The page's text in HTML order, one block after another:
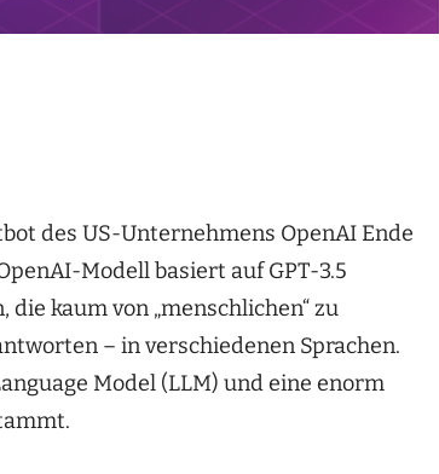
des US-Unternehmens OpenAI Ende
Modell basiert auf GPT-3.5
kaum von „menschlichen“ zu
– in verschiedenen Sprachen.
Model (LLM) und eine enorm